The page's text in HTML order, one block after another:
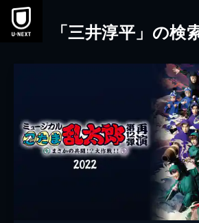
本文へスキップ
「三井淳平」の検